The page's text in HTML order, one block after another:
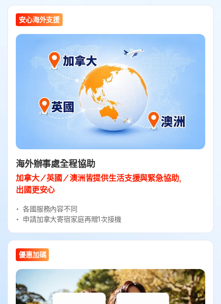
安心海外支援
海外辦事處全程協助
加拿大／英國／澳洲皆提供生活支援與緊急協助，
出國更安心
各國服務內容不同
申請加拿大寄宿家庭再贈1次接機
優惠加碼